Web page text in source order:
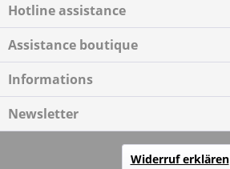
Hotline assistance
Assistance boutique
Informations
Newsletter
Widerruf erklären